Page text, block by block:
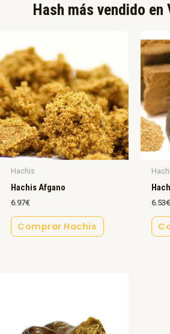
Hash más vendido
Hachis
Hachis Afgano
6.97€
Comprar Hachis
6.53€